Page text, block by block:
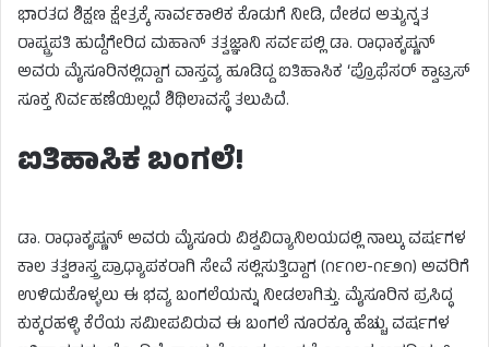
ಭಾರತದ ಶಿಕ್ಷಣ ಕ್ಷೇತ್ರಕ್ಕೆ ಸಾರ್ವಕಾಲಿಕ ಕೊಡುಗೆ ನೀಡಿ, ದೇಶದ ಅತ್ಯುನ್ನತ
ರಾಷ್ಟ್ರಪತಿ ಹುದ್ದೆಗೇರಿದ ಮಹಾನ್ ತತ್ವಜ್ಞಾನಿ ಸರ್ವಪಲ್ಲಿ ಡಾ. ರಾಧಾಕೃಷ್ಣನ್
ಅವರು ಮೈಸೂರಿನಲ್ಲಿದ್ದಾಗ ವಾಸ್ತವ್ಯ ಹೂಡಿದ್ದ ಐತಿಹಾಸಿಕ ‘ಪ್ರೊಫೆಸರ್ ಕ್ವಾಟ್ರಸ್
ಸೂಕ್ತ ನಿರ್ವಹಣೆಯಿಲ್ಲದೆ ಶಿಥಿಲಾವಸ್ಥೆ ತಲುಪಿದೆ.
ಐತಿಹಾಸಿಕ ಬಂಗಲೆ!
ಡಾ. ರಾಧಾಕೃಷ್ಣನ್ ಅವರು ಮೈಸೂರು ವಿಶ್ವವಿದ್ಯಾನಿಲಯದಲ್ಲಿ ನಾಲ್ಕು ವರ್ಷಗಳ
ಕಾಲ ತತ್ವಶಾಸ್ತ್ರ ಪ್ರಾಧ್ಯಾಪಕರಾಗಿ ಸೇವೆ ಸಲ್ಲಿಸುತ್ತಿದ್ದಾಗ (೧೯೧೮-೧೯೨೧) ಅವರಿಗೆ
ಉಳಿದುಕೊಳ್ಳಲು ಈ ಭವ್ಯ ಬಂಗಲೆಯನ್ನು ನೀಡಲಾಗಿತ್ತು. ಮೈಸೂರಿನ ಪ್ರಸಿದ್ಧ
ಕುಕ್ಕರಹಳ್ಳಿ ಕೆರೆಯ ಸಮೀಪವಿರುವ ಈ ಬಂಗಲೆ ನೂರಕ್ಕೂ ಹೆಚ್ಚು ವರ್ಷಗಳ